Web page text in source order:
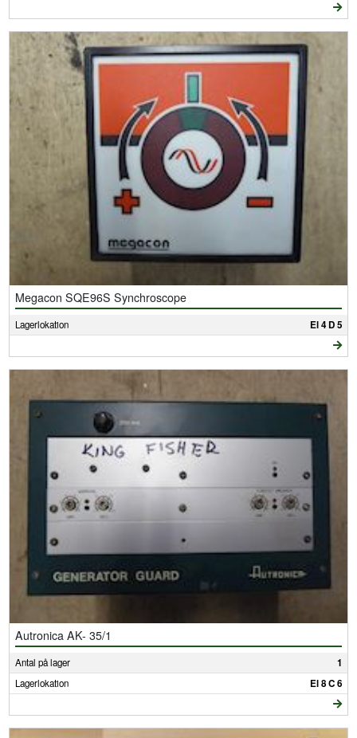
Megacon SQE96S Synchroscope
Lagerlokation El 4 D 5
Autronica AK- 35/1
Antal på lager 1
Lagerlokation El 8 C 6